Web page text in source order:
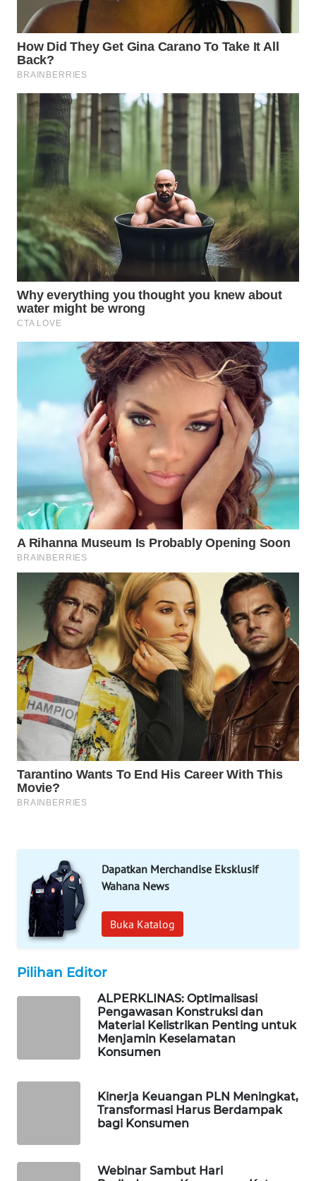
Dapatkan Merchandise Eksklusif
Wahana News
Buka Katalog
Pilihan Editor
ALPERKLINAS: Optimalisasi
Pengawasan Konstruksi dan
Material Kelistrikan Penting untuk
Menjamin Keselamatan
Konsumen
Kinerja Keuangan PLN Meningkat,
Transformasi Harus Berdampak
bagi Konsumen
Webinar Sambut Hari
WN
MANDALIKA
LIKUPANG
WN
LABUANBAJO
WN
BORNEO
Wahana
Media
Group
WAHANA
NEWS
WAHANA
WAHANA
WAHANA
INFRASTRUKTUR
WAHANA
KONSUMEN
WAHANA
LISTRIK
WAHANA
TRAVEL
WAHANA
WAHANANEWS
ID
WAHANANEWS
CO ID
WAHANA
SPORT
WAHANA
UMKM
WAHANA
SELEB
WAHANA